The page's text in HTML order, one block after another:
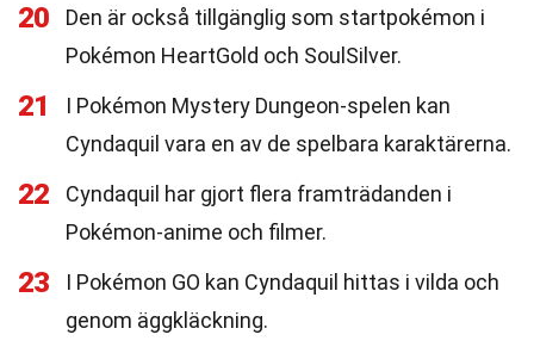
20
Den är också tillgänglig som startpokémon i
Pokémon HeartGold och SoulSilver.
21
I Pokémon Mystery Dungeon-spelen kan
Cyndaquil vara en av de spelbara karaktärerna.
22
Cyndaquil har gjort flera framträdanden i
Pokémon-anime och filmer.
23
I Pokémon GO kan Cyndaquil hittas i vilda och
genom äggkläckning.